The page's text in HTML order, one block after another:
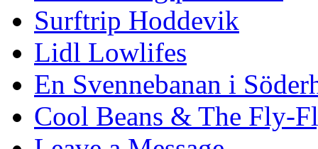
Surftrip Hoddevik
Lidl Lowlifes
En Svennebanan i
Cool Beans & The Fly-